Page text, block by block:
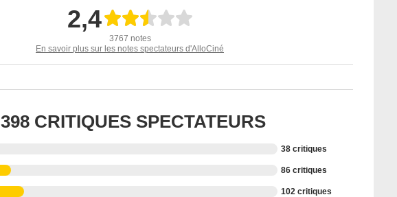
2,4
3767 notes
En savoir plus sur les notes spectateurs d'AlloCiné
398 CRITIQUES SPECTATEURS
38 critiques
86 critiques
102 critiques